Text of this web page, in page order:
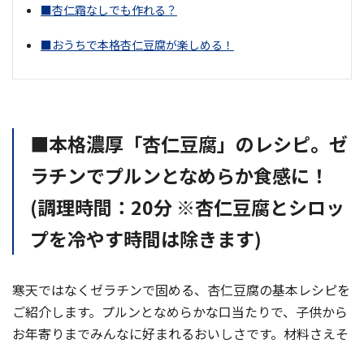
■杏仁霜なしでも作れる？
■おうちで本格杏仁豆腐が楽しめる！
■本格濃厚「杏仁豆腐」のレシピ。ゼ
ラチンでプルンとなめらか食感に！
(調理時間：20分 ※杏仁豆腐とシロッ
プを冷やす時間は除きます)
寒天ではなくゼラチンで固める、杏仁豆腐の基本レシピを
ご紹介します。プルンとなめらかな口当たりで、子供から
お年寄りまでみんなに好まれるおいしさです。材料さえそ